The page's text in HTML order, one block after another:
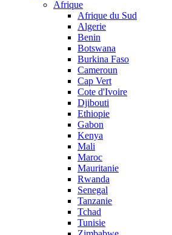
Afrique
Afrique du Sud
Algerie
Benin
Botswana
Burkina Faso
Cameroun
Cap Vert
Cote d'Ivoire
Djibouti
Ethiopie
Gabon
Kenya
Mali
Maroc
Mauritanie
Rwanda
Senegal
Tanzanie
Tchad
Tunisie